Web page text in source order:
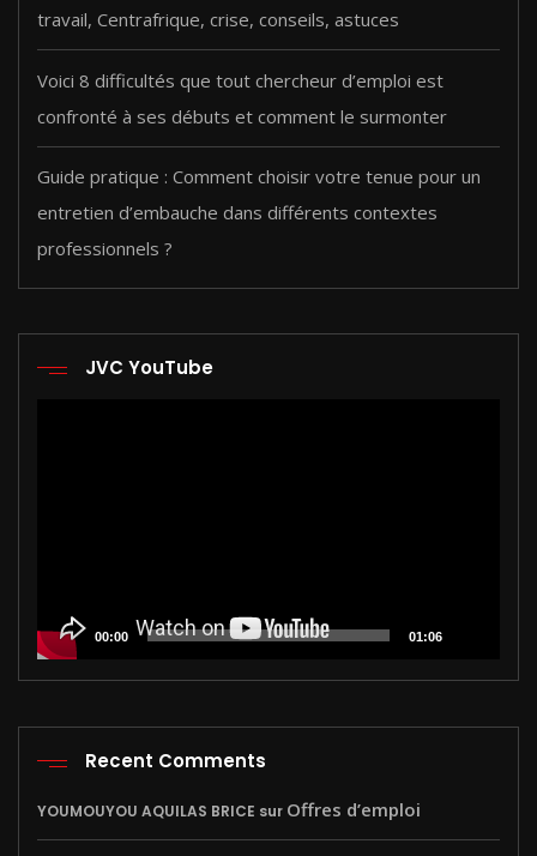
travail, Centrafrique, crise, conseils, astuces
Voici 8 difficultés que tout chercheur d’emploi est
confronté à ses débuts et comment le surmonter
Guide pratique : Comment choisir votre tenue pour un
entretien d’embauche dans différents contextes
professionnels ?
JVC YouTube
00:00 01:06
Recent Comments
YOUMOUYOU AQUILAS BRICE sur Offres d’emploi